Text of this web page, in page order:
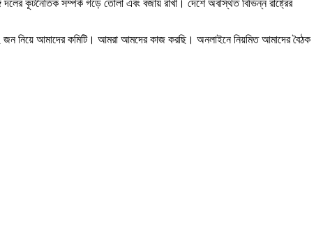
কূটনৈতিক সম্পর্ক গড়ে তোলা এবং বজায় রাখা। দেশে অবস্থিত বিভিন্ন রাষ্ট্রের
জন নিয়ে আমাদের কমিটি। আমরা আমদের কাজ করছি। অনলাইনে নিয়মিত আমাদের বৈঠক